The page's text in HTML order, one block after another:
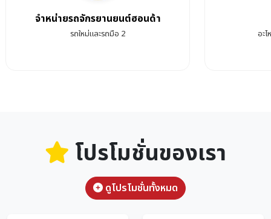
จำหน่ายรถจักรยานยนต์ฮอนด้า
รถใหม่และรถมือ 2 อะ
โปรโมชั่นของเรา
ดูโปรโมชั่นทั้งหมด